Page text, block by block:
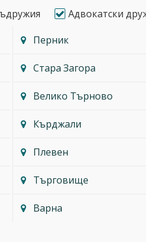
Адвокатски
Перник
Стара Загора
Велико Търново
Кърджали
Плевен
Търговище
Варна